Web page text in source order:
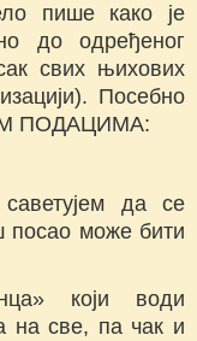
пише како је
до одређеног
свих њихових
Посебно
ПОДАЦИМА:
да се
посао може бити
који води
на све, па чак и